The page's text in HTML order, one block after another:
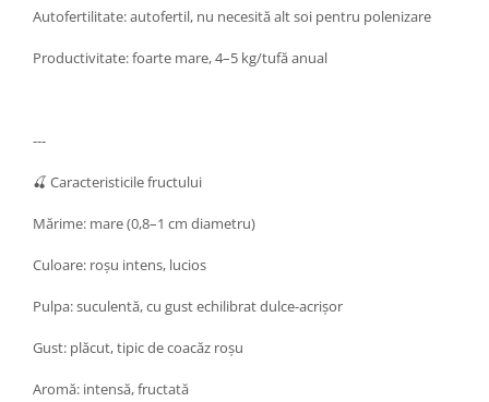
Autofertilitate: autofertil, nu necesită alt soi pentru polenizare
Productivitate: foarte mare, 4–5 kg/tufă anual
---
🍒 Caracteristicile fructului
Mărime: mare (0,8–1 cm diametru)
Culoare: roșu intens, lucios
Pulpa: suculentă, cu gust echilibrat dulce-acrișor
Gust: plăcut, tipic de coacăz roșu
Aromă: intensă, fructată